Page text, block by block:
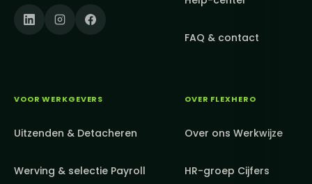
FAQ & contact
VOOR WERKGEVERS
Uitzenden & Detacheren
Werving & selectie Payroll
OVER FLEXHERO
Over ons Werkwijze
HR-groep Cijfers